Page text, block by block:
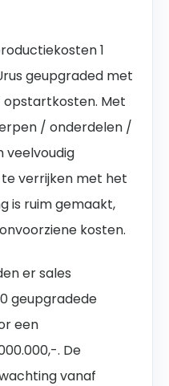
1
geupgraded met
Met
/ onderdelen /
veelvoudig
verrijken met het
is ruim gemaakt,
kosten.
er sales
geupgradede
een
. De
vanaf